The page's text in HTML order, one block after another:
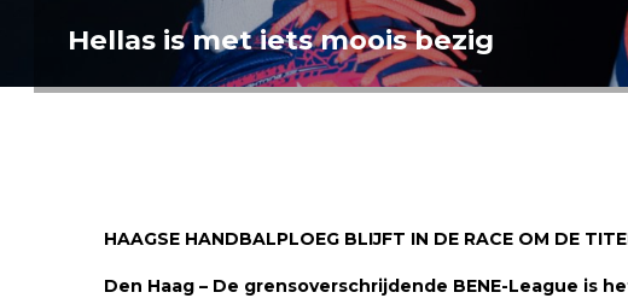
Hellas is met iets moois bezig
HAAGSE HANDBALPLOEG BLIJFT IN DE RACE OM DE
Den Haag – De grensoverschrijdende BENE-League is